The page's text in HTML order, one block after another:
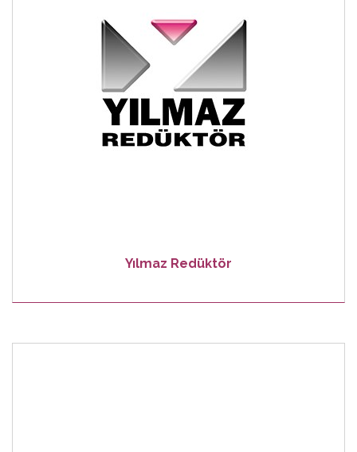
Yılmaz Redüktör